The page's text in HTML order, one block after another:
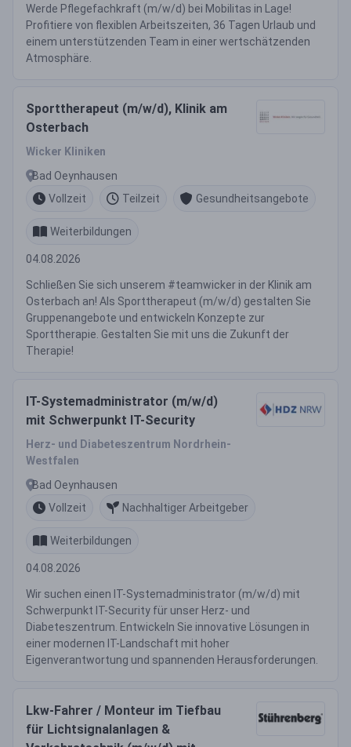
Werde Pflegefachkraft (m/w/d) bei Mobilitas in Lage!
Profitiere von flexiblen Arbeitszeiten, 36 Tagen Urlaub und
einem unterstützenden Team in einer wertschätzenden
Atmosphäre.
Sporttherapeut (m/w/d), Klinik am
Osterbach
Wicker Kliniken
Bad Oeynhausen
Vollzeit
Teilzeit Gesundheitsangebote
Weiterbildungen
04.08.2026
Schließen Sie sich unserem #teamwicker in der Klinik am
Osterbach an! Als Sporttherapeut (m/w/d) gestalten Sie
Gruppenangebote und entwickeln Konzepte zur
Sporttherapie. Gestalten Sie mit uns die Zukunft der
Therapie!
IT-Systemadministrator (m/w/d)
mit Schwerpunkt IT-Security
Herz- und Diabeteszentrum Nordrhein-
Westfalen
Bad Oeynhausen
Vollzeit
Nachhaltiger Arbeitgeber
Weiterbildungen
04.08.2026
Wir suchen einen IT-Systemadministrator (m/w/d) mit
Schwerpunkt IT-Security für unser Herz- und
Diabeteszentrum. Entwickeln Sie innovative Lösungen in
einer modernen IT-Landschaft mit hoher
Eigenverantwortung und spannenden Herausforderungen.
Lkw-Fahrer / Monteur im Tiefbau
für Lichtsignalanlagen &